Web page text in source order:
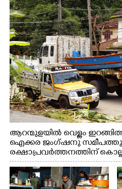
നീക്കം ചെയ്യുന്നു.
ആറന്മുളയിൽ വെള്ളം
ഐക്കര ജംഗ്ഷനു
രക്ഷാപ്രവർത്തനത്തിന്
ബോട്ടുകൾ